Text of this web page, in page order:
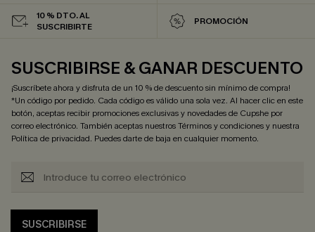
10 % DTO. AL
SUSCRIBIRTE
PROMOCIÓN
SUSCRIBIRSE & GANAR DESCUENTO
¡Suscríbete ahora y disfruta de un 10 % de descuento sin mínimo de compra!
*Un código por pedido. Cada código es válido una sola vez. Al hacer clic en este
botón, aceptas recibir promociones exclusivas y novedades de Cupshe por
correo electrónico. También aceptas nuestrosTérminos y condicionesy nuestra
Política de privacidad. Puedes darte de baja en cualquier momento.
SUSCRIBIRSE